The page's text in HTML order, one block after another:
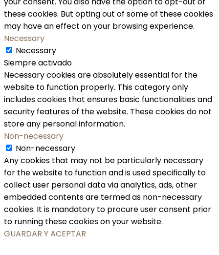
these cookies. But opting out of some of these cookies
may have an effect on your browsing experience.
Necessary
Necessary
Siempre activado
Necessary cookies are absolutely essential for the
website to function properly. This category only
includes cookies that ensures basic functionalities and
security features of the website. These cookies do not
store any personal information.
Non-necessary
Non-necessary
Any cookies that may not be particularly necessary
for the website to function and is used specifically to
collect user personal data via analytics, ads, other
embedded contents are termed as non-necessary
cookies. It is mandatory to procure user consent prior
to running these cookies on your website.
GUARDAR Y ACEPTAR